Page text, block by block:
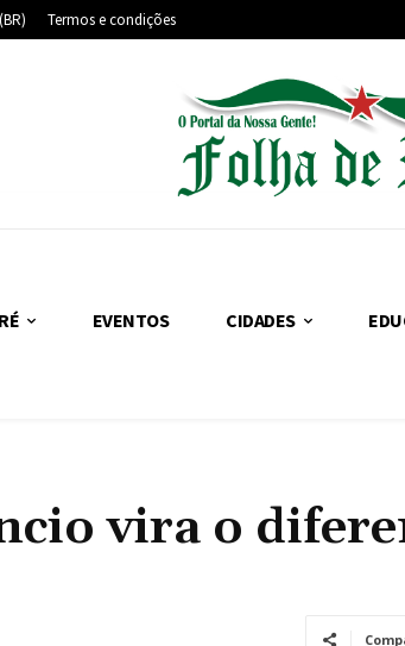
Termos e condições
EVENTOS CIDADES
vira o